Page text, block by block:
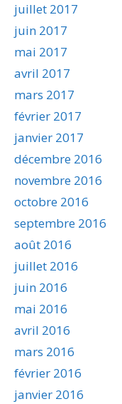
juillet 2017
juin 2017
mai 2017
avril 2017
mars 2017
février 2017
janvier 2017
décembre 2016
novembre 2016
octobre 2016
septembre 2016
août 2016
juillet 2016
juin 2016
mai 2016
avril 2016
mars 2016
février 2016
janvier 2016